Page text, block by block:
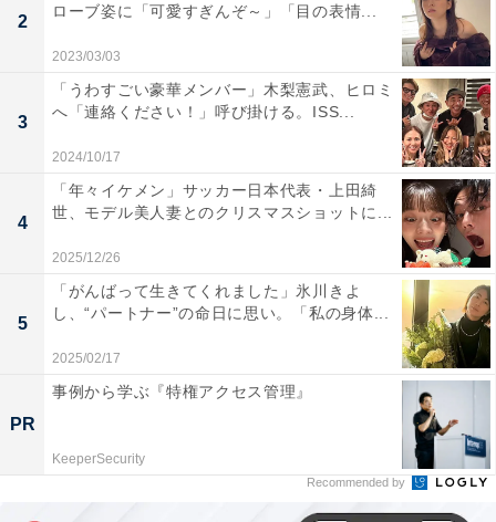
2
ローブ姿に「可愛すぎんぞ～」「目の表情...
2023/03/03
3
「うわすごい豪華メンバー」木梨憲武、ヒロミ
へ「連絡ください！」呼び掛ける。ISS...
2024/10/17
4
「年々イケメン」サッカー日本代表・上田綺
世、モデル美人妻とのクリスマスショットに...
2025/12/26
5
「がんばって生きてくれました」氷川きよ
し、“パートナー”の命日に思い。「私の身体...
2025/02/17
PR
事例から学ぶ『特権アクセス管理』
KeeperSecurity
Recommended by